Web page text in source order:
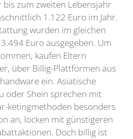
bis zum zweiten Lebens­jahr
1.122 Euro im Jahr.
wurden im gleichen
Euro ausgegeben. Um
kaufen Eltern
über Billig-Plattformen aus
ein. Asiatische
oder Shein sprechen mit
keting­methoden besonders
an, locken mit günstigeren
Doch billig ist